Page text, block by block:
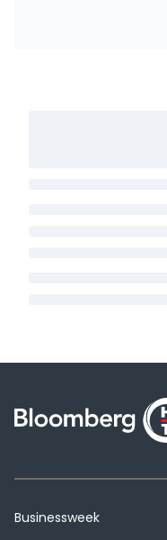
Businessweek